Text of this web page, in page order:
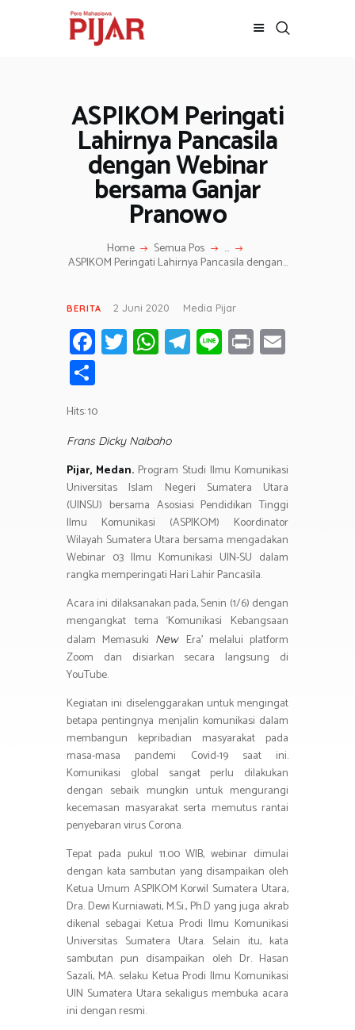
ASPIKOM Peringati
Lahirnya Pancasila
dengan Webinar
bersama Ganjar
Pranowo
Home Semua Pos ...
ASPIKOM Peringati Lahirnya Pancasila dengan...
BERITA
ADVERTORIAL
SOSOK
GALERI
HIBURAN
JALAN-JALAN
GAYA HIDUP
OLAHRAGA
m
b
e
s
t
g
m
BERITA 2 Juni 2020 Media Pijar
Fa
ce
o
ok
T
wi
W
h
A
p
p
T
el
m
Li
n
Pr
in
h
ar
e
Hits: 10
Frans Dicky Naibaho
Pijar, Medan. Program Studi Ilmu Komunikasi
Universitas Islam Negeri Sumatera Utara
(UINSU) bersama Asosiasi Pendidikan Tinggi
Ilmu Komunikasi (ASPIKOM) Koordinator
Wilayah Sumatera Utara bersama mengadakan
Webinar 03 Ilmu Komunikasi UIN-SU dalam
rangka memperingati Hari Lahir Pancasila.
Acara ini dilaksanakan pada, Senin (1/6) dengan
mengangkat tema ‘Komunikasi Kebangsaan
dalam Memasuki New Era’ melalui platform
Zoom dan disiarkan secara langsung di
YouTube.
Kegiatan ini diselenggarakan untuk mengingat
betapa pentingnya menjalin komunikasi dalam
membangun kepribadian masyarakat pada
masa-masa pandemi Covid-19 saat ini.
Komunikasi global sangat perlu dilakukan
dengan sebaik mungkin untuk mengurangi
kecemasan masyarakat serta memutus rantai
penyebaran virus Corona.
Tepat pada pukul 11.00 WIB, webinar dimulai
dengan kata sambutan yang disampaikan oleh
Ketua Umum ASPIKOM Korwil Sumatera Utara,
Dra. Dewi Kurniawati, M.Si., Ph.D yang juga akrab
dikenal sebagai Ketua Prodi Ilmu Komunikasi
Universitas Sumatera Utara. Selain itu, kata
sambutan pun disampaikan oleh Dr. Hasan
Sazali, MA. selaku Ketua Prodi Ilmu Komunikasi
UIN Sumatera Utara sekaligus membuka acara
ini dengan resmi.